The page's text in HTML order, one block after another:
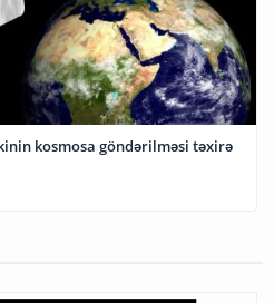
kosmosa göndərilməsi təxirə